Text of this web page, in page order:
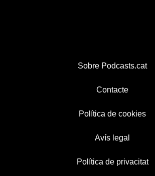
Sobre Podcasts.cat
Contacte
Política de cookies
Avís legal
Política de privacitat